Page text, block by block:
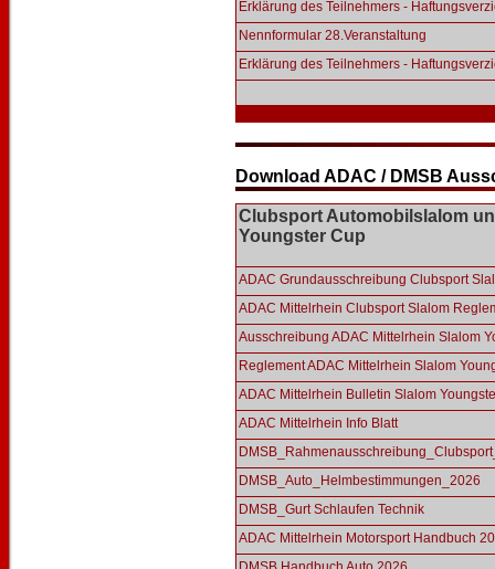
Erklärung des Teilnehmers -
Nennformular 28.Veranstaltung
Erklärung des Teilnehmers -
Download ADAC / DMSB
Clubsport Automobilslalom
Youngster Cup
ADAC Grundausschreibung Clubsport
ADAC Mittelrhein Clubsport Slalom
Ausschreibung ADAC Mittelrhein Slalom
Reglement ADAC Mittelrhein Slalom
ADAC Mittelrhein Bulletin Slalom
ADAC Mittelrhein Info Blatt
DMSB_Auto_Helmbestimmungen_2026
DMSB_Gurt Schlaufen Technik
ADAC Mittelrhein Motorsport Handbuch